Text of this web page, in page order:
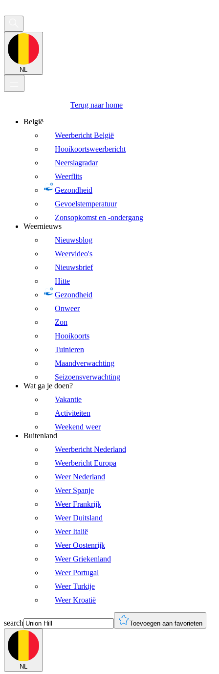
NL
Terug naar home
België
Weerbericht België
Hooikoortsweerbericht
Neerslagradar
Weerflits
Gezondheid
Gevoelstemperatuur
Zonsopkomst en -ondergang
Weernieuws
Nieuwsblog
Weervideo's
Nieuwsbrief
Hitte
Gezondheid
Onweer
Zon
Hooikoorts
Tuinieren
Maandverwachting
Seizoensverwachting
Wat ga je doen?
Vakantie
Activiteiten
Weekend weer
Buitenland
Weerbericht Nederland
Weerbericht Europa
Weer Nederland
Weer Spanje
Weer Frankrijk
Weer Duitsland
Weer Italië
Weer Oostenrijk
Weer Griekenland
Weer Portugal
Weer Turkije
Weer Kroatië
search Toevoegen aan favorieten
NL